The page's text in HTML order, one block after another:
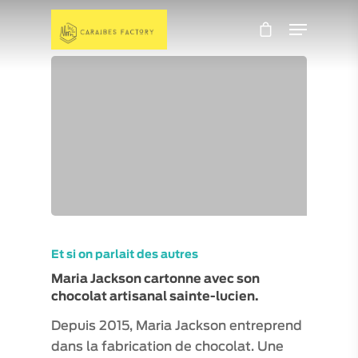
Et si on parlait des autres
Maria Jackson cartonne avec son
chocolat artisanal sainte-lucien.
Depuis 2015, Maria Jackson entreprend
dans la fabrication de chocolat. Une